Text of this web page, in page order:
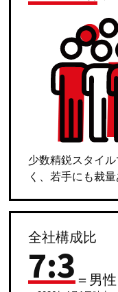
少数精鋭スタイ
く、若手にも裁
全社構成比
7:3 ＝男